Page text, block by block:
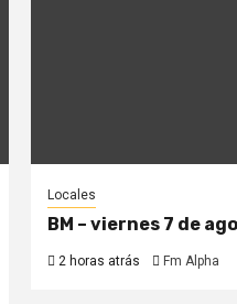
Locales
BM – viernes 7 de
2 horas atrás Fm Alpha